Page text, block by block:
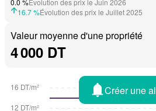
16.7 %Évolution des prix le Juillet 2025
Valeur moyenne d'une propriété
4 000 DT
Créer une